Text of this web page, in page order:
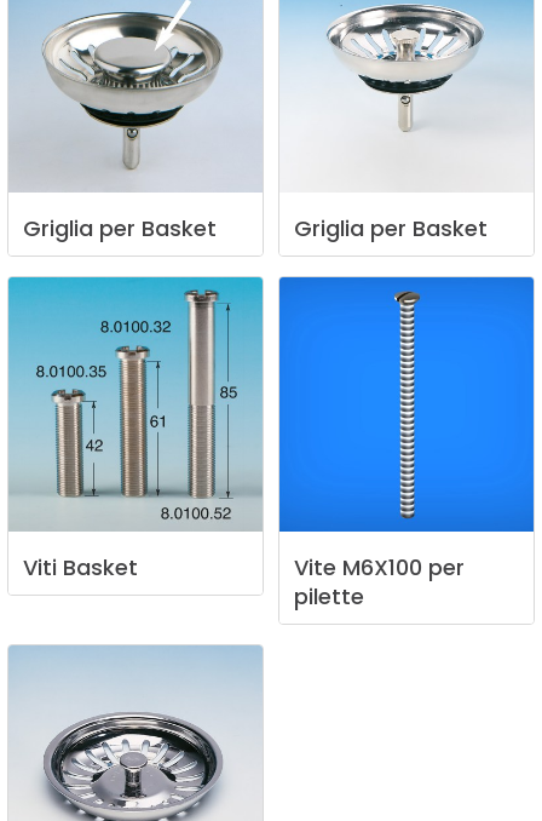
Griglia per Basket Griglia per Basket
Viti Basket Vite M6X100 per
pilette